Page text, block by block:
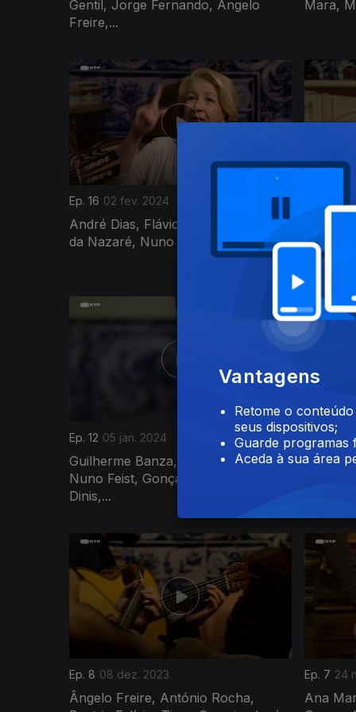
Gentil, Jorge Fernando, Ângelo
Freire,...
Mara,
Ep. 16 02 fev. 2024
André Dias, Flávio Cardoso, Maria
da Nazaré, Nuno Guerreiro, Zé...
26
Castro
Ep. 12 05 jan. 2024
Guilherme Banza, João Domingos,
Nuno Feist, Gonçalo Salgueiro, Yola
Dinis,...
Ep. 11 29
António
735059
Ep. 8 08 dez. 2023
Ângelo Freire, António Rocha,
Ep. 7 24
Ana
Vantagens
Retome o
seus dispositivos;
Guarde programas
Aceda à sua área